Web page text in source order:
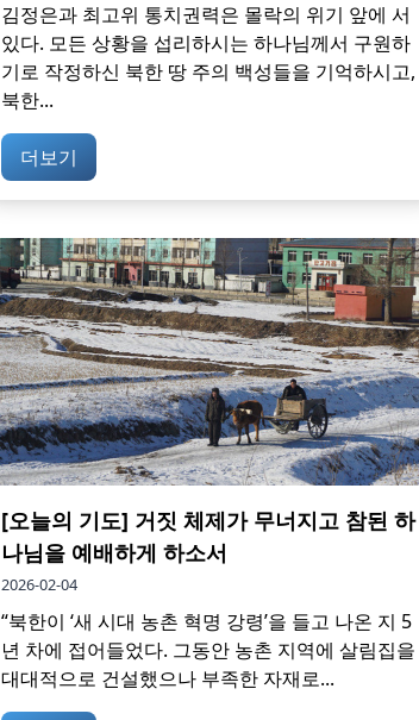
김정은과 최고위 통치권력은 몰락의 위기 앞에 서
있다. 모든 상황을 섭리하시는 하나님께서 구원하
기로 작정하신 북한 땅 주의 백성들을 기억하시고,
북한...
더보기
[오늘의 기도] 거짓 체제가 무너지고 참된 하
나님을 예배하게 하소서
2026-02-04
“북한이 ‘새 시대 농촌 혁명 강령’을 들고 나온 지 5
년 차에 접어들었다. 그동안 농촌 지역에 살림집을
대대적으로 건설했으나 부족한 자재로...